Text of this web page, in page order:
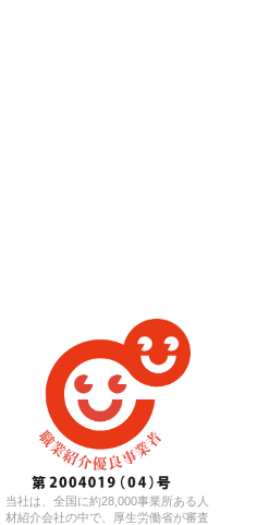
当社は、全国に約28,000事業所ある人
材紹介会社の中で、厚生労働省が審査